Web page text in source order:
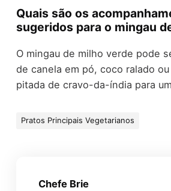
Quais são os
sugeridos para o mingau
O mingau de milho verde pode
de canela em pó, coco ralado
pitada de cravo-da-índia para
Pratos Principais Vegetarianos
Chefe Brie